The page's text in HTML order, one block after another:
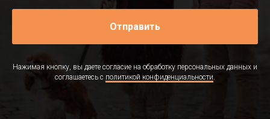
Отправить
Нажимая кнопку, вы даете согласие на обработку персональных данных и
соглашаетесь c политикой конфиденциальности.